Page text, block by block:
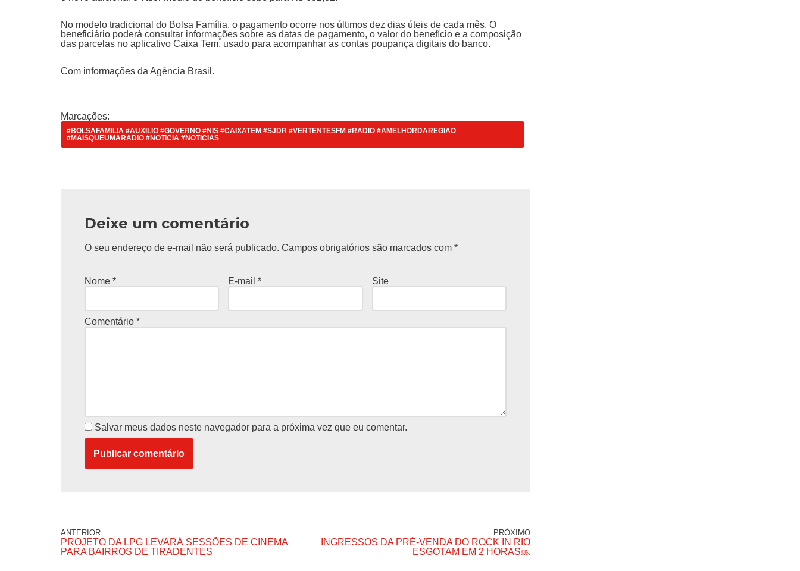
No modelo tradicional do Bolsa Família, o pagamento ocorre nos últimos dez dias úteis de cada mês. O
beneficiário poderá consultar informações sobre as datas de pagamento, o valor do benefício e a composição
das parcelas no aplicativo Caixa Tem, usado para acompanhar as contas poupança digitais do banco.
Com informações da Agência Brasil.
Marcações:
#BOLSAFAMILIA #AUXILIO #GOVERNO #NIS #CAIXATEM #SJDR #VERTENTESFM #RADIO #AMELHORDAREGIAO
#MAISQUEUMARADIO #NOTICIA #NOTICIAS
Deixe um comentário
O seu endereço de e-mail não será publicado. Campos obrigatórios são marcados com *
Nome * E-mail* Site
Comentário *
Salvar meus dados neste navegador para a próxima vez que eu comentar.
ANTERIOR
PROJETO DA LPG LEVARÁ SESSÕES DE CINEMA
PARA BAIRROS DE TIRADENTES
PRÓXIMO
INGRESSOS DA PRÉ-VENDA DO ROCK IN RIO
ESGOTAM EM 2 HORAS￼